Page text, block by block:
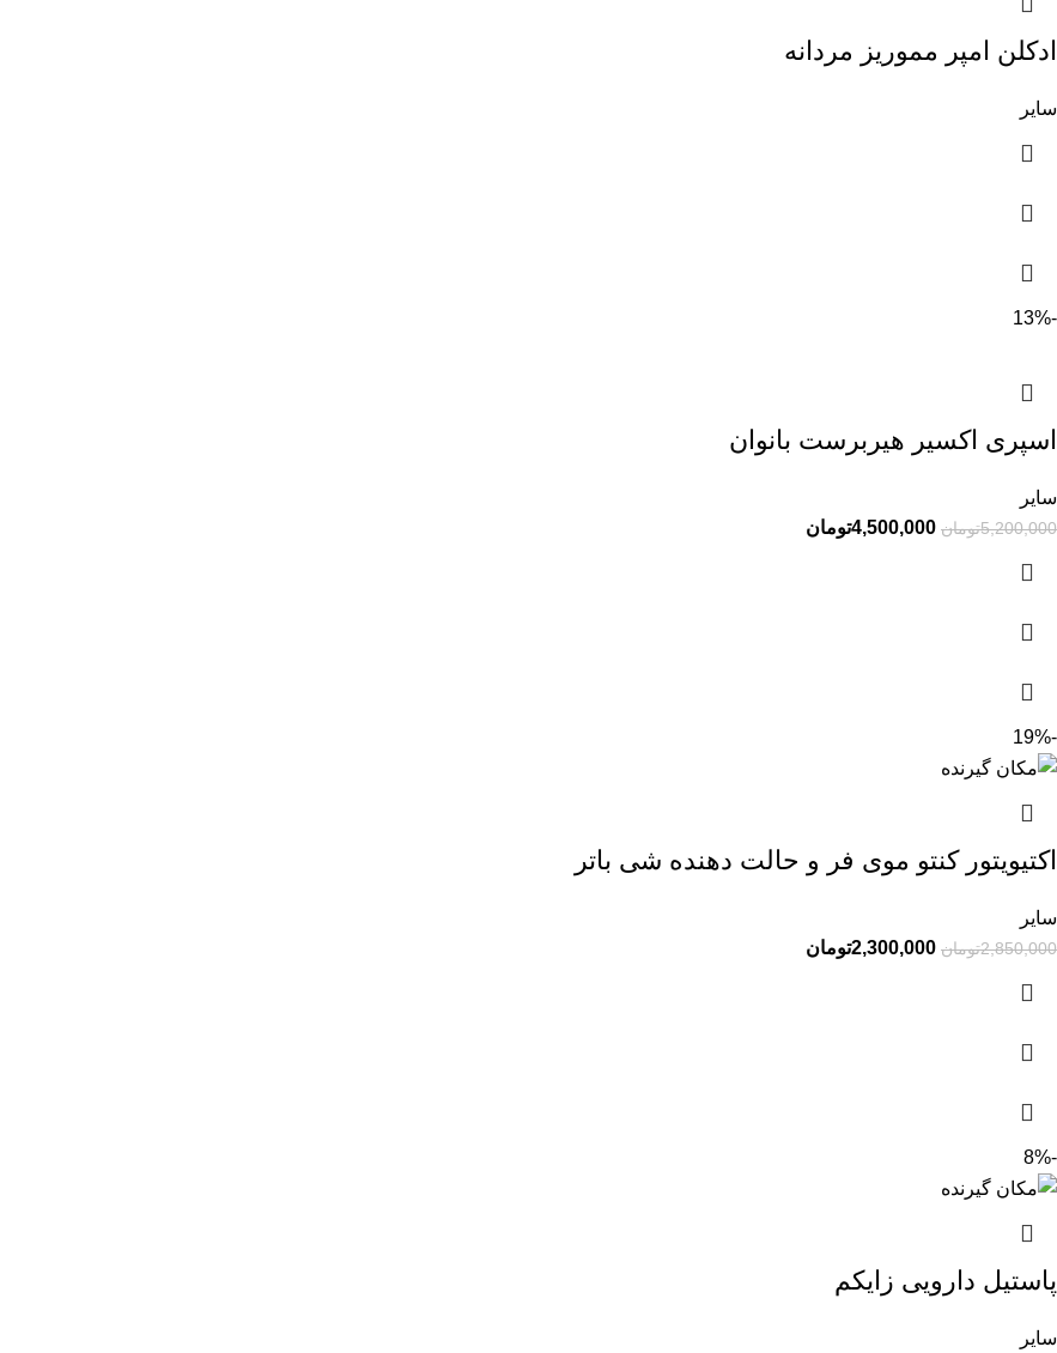
ادکلن امپر مموریز مردانه
سایر
-13%
اسپری اکسیر هیربرست بانوان
سایر
5,200,000تومان 4,500,000تومان
-19%
اکتیویتور کنتو موی فر و حالت دهنده شی باتر
سایر
2,850,000تومان 2,300,000تومان
-8%
پاستیل دارویی زایکم
سایر